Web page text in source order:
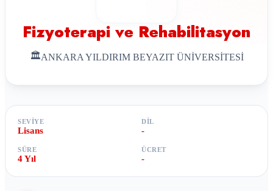
Fizyoterapi ve Rehabilitasyon
🏛ANKARA YILDIRIM BEYAZIT ÜNİVERSİTESİ
SEVIYE
Lisans
DIL
-
SÜRE
4 Yıl
ÜCRET
-